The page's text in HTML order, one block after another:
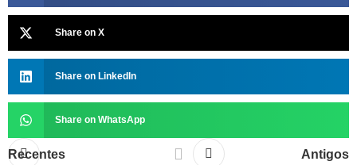
Share on X
Share on LinkedIn
Share on WhatsApp
Recentes Antigos